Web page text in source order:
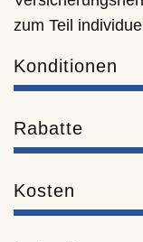
zum Teil
Konditionen
Rabatte
Kosten